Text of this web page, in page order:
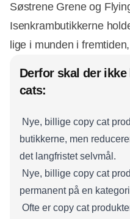
Søstrene Grene og
Isenkrambutikkerne
lige i munden i
Derfor skal der ikke
cats:
 Nye, billige copy cat
butikkerne, men
det langfristet selvmål.
 Nye, billige copy cat
permanent på en
 Ofte er copy cat